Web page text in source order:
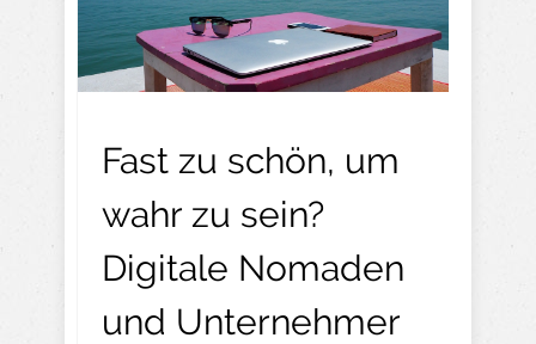
Fast zu schön, um
wahr zu sein?
Digitale Nomaden
und Unternehmer